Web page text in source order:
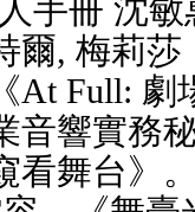
手冊 沈
爾, 梅莉
At Full:
音響實務
看舞台》